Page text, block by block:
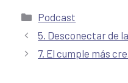
Podcast
5. Desconectar de
7. El cumple más